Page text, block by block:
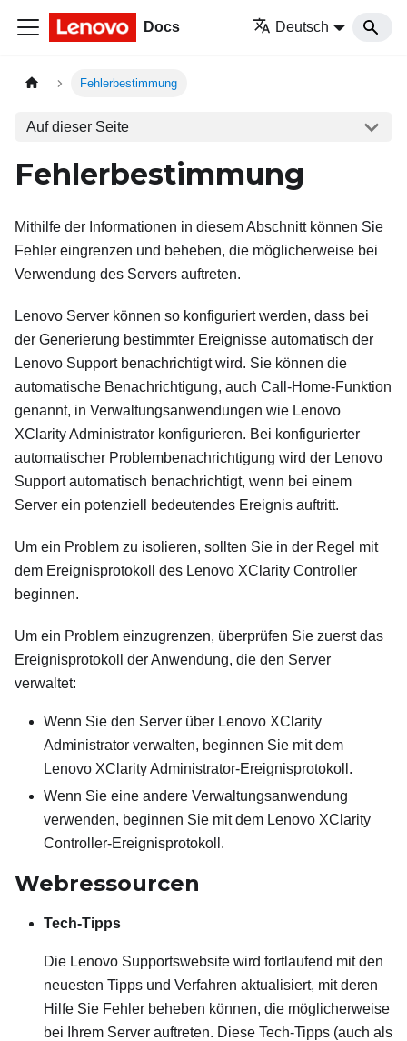
Docs Deutsch
Fehlerbestimmung
Auf dieser Seite
Fehlerbestimmung
Mithilfe der Informationen in diesem Abschnitt können Sie
Fehler eingrenzen und beheben, die möglicherweise bei
Verwendung des Servers auftreten.
Lenovo Server können so konfiguriert werden, dass bei
der Generierung bestimmter Ereignisse automatisch der
Lenovo Support benachrichtigt wird. Sie können die
automatische Benachrichtigung, auch Call-Home-Funktion
genannt, in Verwaltungsanwendungen wie Lenovo
XClarity Administrator konfigurieren. Bei konfigurierter
automatischer Problembenachrichtigung wird der Lenovo
Support automatisch benachrichtigt, wenn bei einem
Server ein potenziell bedeutendes Ereignis auftritt.
Um ein Problem zu isolieren, sollten Sie in der Regel mit
dem Ereignisprotokoll des Lenovo XClarity Controller
beginnen.
Um ein Problem einzugrenzen, überprüfen Sie zuerst das
Ereignisprotokoll der Anwendung, die den Server
verwaltet:
Wenn Sie den Server über Lenovo XClarity
Administrator verwalten, beginnen Sie mit dem
Lenovo XClarity Administrator-Ereignisprotokoll.
Wenn Sie eine andere Verwaltungsanwendung
verwenden, beginnen Sie mit dem Lenovo XClarity
Controller-Ereignisprotokoll.
Webressourcen
Tech-Tipps
Die Lenovo Supportswebsite wird fortlaufend mit den
neuesten Tipps und Verfahren aktualisiert, mit deren
Hilfe Sie Fehler beheben können, die möglicherweise
bei Ihrem Server auftreten. Diese Tech-Tipps (auch als